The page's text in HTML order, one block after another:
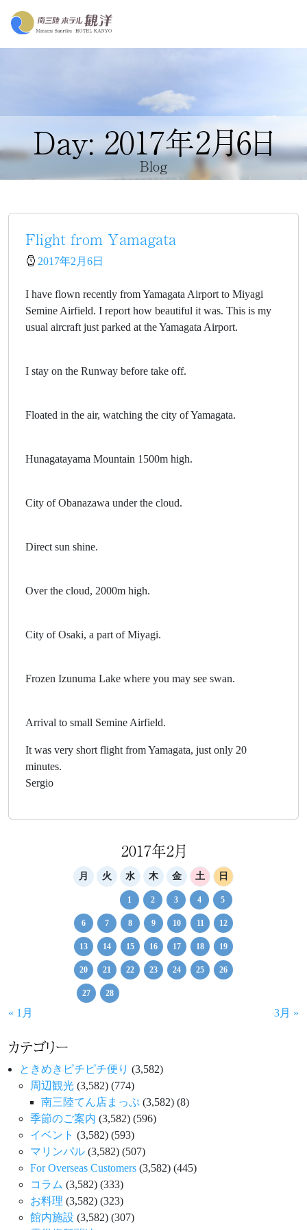
Day: 2017年2月6日
Blog
Flight from Yamagata
2017年2月6日
I have flown recently from Yamagata Airport to Miyagi
Semine Airfield. I report how beautiful it was. This is my
usual aircraft just parked at the Yamagata Airport.
I stay on the Runway before take off.
Floated in the air, watching the city of Yamagata.
Hunagatayama Mountain 1500m high.
City of Obanazawa under the cloud.
Direct sun shine.
Over the cloud, 2000m high.
City of Osaki, a part of Miyagi.
Frozen Izunuma Lake where you may see swan.
Arrival to small Semine Airfield.
It was very short flight from Yamagata, just only 20
minutes.
Sergio
2017年2月
月 火 水 木 金 土 日
1 2 3 4 5
6 7 8 9 10 11 12
13 14 15 16 17 18 19
20 21 22 23 24 25 26
27 28
« 1月 3月 »
カテゴリー
ときめきピチピチ便り (3,582)
周辺観光 (3,582) (774)
南三陸てん店まっぷ (3,582) (8)
季節のご案内 (3,582) (596)
イベント (3,582) (593)
マリンパル (3,582) (507)
For Overseas Customers (3,582) (445)
コラム (3,582) (333)
お料理 (3,582) (323)
館内施設 (3,582) (307)